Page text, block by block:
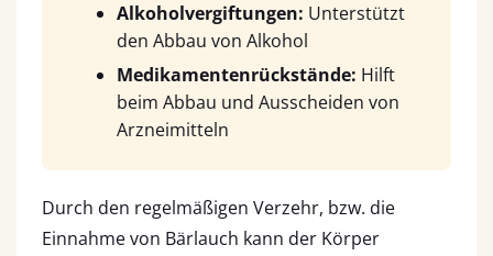
Alkoholvergiftungen: Unterstützt
den Abbau von Alkohol
Medikamentenrückstände: Hilft
beim Abbau und Ausscheiden von
Arzneimitteln
Durch den regelmäßigen Verzehr, bzw. die
Einnahme von Bärlauch kann der Körper